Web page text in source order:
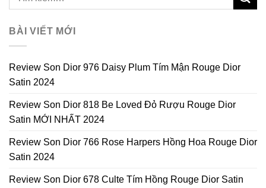
BÀI VIẾT MỚI
Review Son Dior 976 Daisy Plum Tím Mận Rouge Dior
Satin 2024
Review Son Dior 818 Be Loved Đỏ Rượu Rouge Dior
Satin MỚI NHẤT 2024
Review Son Dior 766 Rose Harpers Hồng Hoa Rouge Dior
Satin 2024
Review Son Dior 678 Culte Tím Hồng Rouge Dior Satin